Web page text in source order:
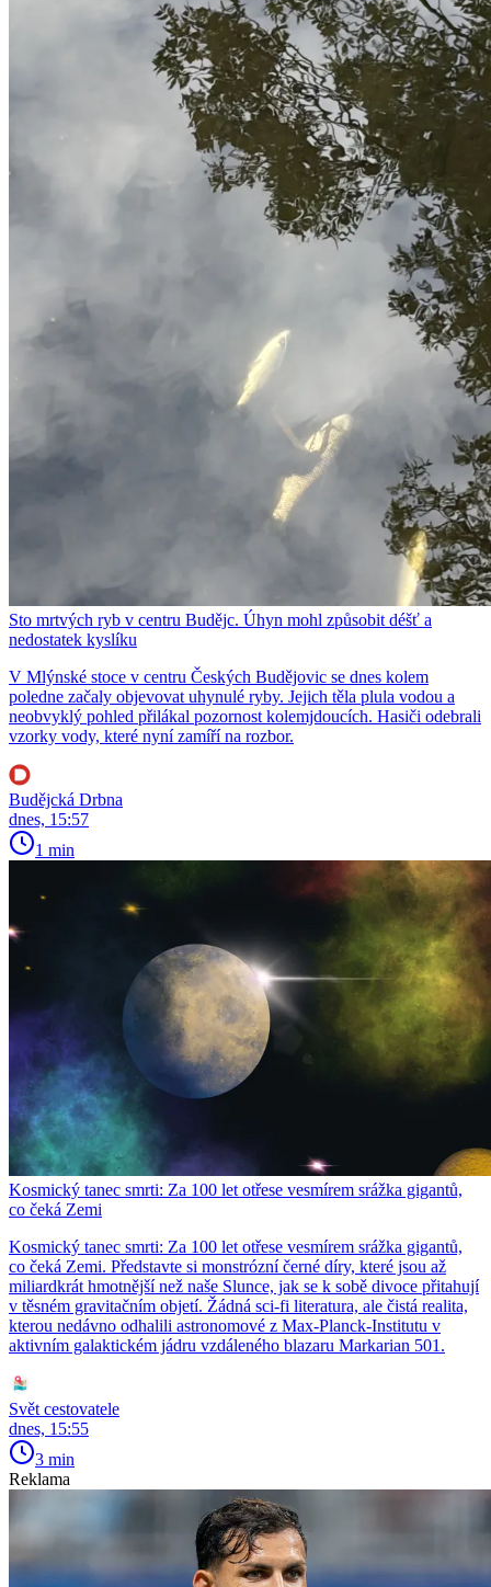
Sto mrtvých ryb v centru Budějc. Úhyn mohl způsobit déšť a
nedostatek kyslíku
V Mlýnské stoce v centru Českých Budějovic se dnes kolem
poledne začaly objevovat uhynulé ryby. Jejich těla plula vodou a
neobvyklý pohled přilákal pozornost kolemjdoucích. Hasiči odebrali
vzorky vody, které nyní zamíří na rozbor.
Budějcká Drbna
dnes, 15:57
1 min
Kosmický tanec smrti: Za 100 let otřese vesmírem srážka gigantů,
co čeká Zemi
Kosmický tanec smrti: Za 100 let otřese vesmírem srážka gigantů,
co čeká Zemi. Představte si monstrózní černé díry, které jsou až
miliardkrát hmotnější než naše Slunce, jak se k sobě divoce přitahují
v těsném gravitačním objetí. Žádná sci-fi literatura, ale čistá realita,
kterou nedávno odhalili astronomové z Max-Planck-Institutu v
aktivním galaktickém jádru vzdáleného blazaru Markarian 501.
Svět cestovatele
dnes, 15:55
3 min
Reklama